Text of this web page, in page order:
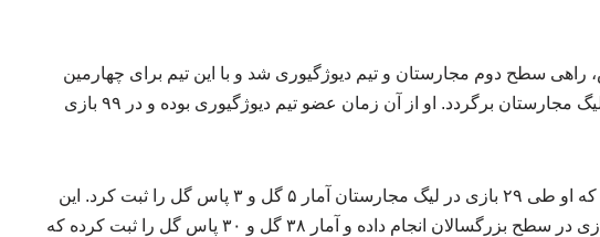
سطح دوم مجارستان و تیم دیوژگیوری شد و با این تیم برای چهارمین
بار قهرمانی در سطح دوم را تجربه کرد تا به لیگ مجارستان برگردد. او از آن زمان عضو تیم دیوژگیوری بوده و در ۹۹ بازی
بهترین آمار گرا در فصل ۲۴-۲۰۲۳ رقم خورد که او طی ۲۹ بازی در لیگ مجارستان آمار ۵ گل و ۳ پاس گل را ثبت کرد. این
مدافع در دوران حرفه‌ای خود مجموعا ۲۵۷ بازی در سطح بزرگسالان انجام داده و آمار ۳۸ گل و ۳۰ پاس گل را ثبت کرده که